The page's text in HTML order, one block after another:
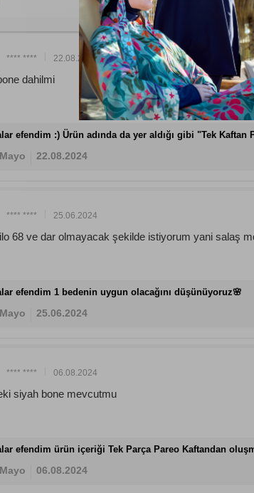
**** **** 22.08.2024
dahilmi
efendim :) Ürün adında da yer aldığı gibi "Tek Kaftan
22.08.2024
**** **** 25.06.2024
68 ve dar olmayacak şekilde istiyorum yani salaş
efendim 1 bedenin uygun olacağını düşünüyoruz🌸
25.06.2024
**** **** 06.08.2024
siyah bone mevcutmu
efendim ürün içeriği Tek Parça Pareo Kaftandan
06.08.2024